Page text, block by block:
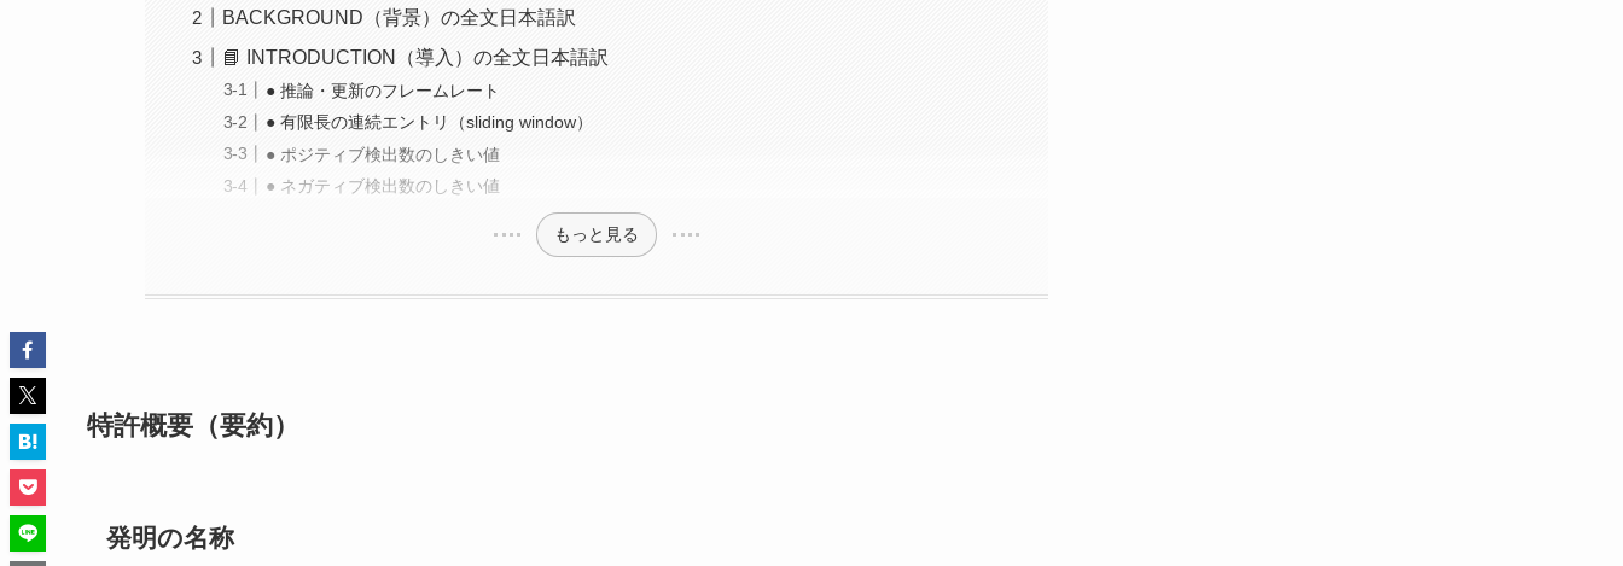
BACKGROUND（背景）の全文日本語訳
📘 INTRODUCTION（導入）の全文日本語訳
● 推論・更新のフレームレート
● 有限長の連続エントリ（sliding window）
● ポジティブ検出数のしきい値
● ネガティブ検出数のしきい値
もっと見る
特許概要（要約）
発明の名称